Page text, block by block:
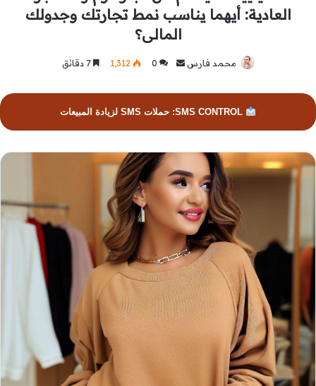
العادية: أيهما يناسب نمط تجارتك وجدولك
المالى؟
محمد فارس
أرسل
إلكترونيا
0 1٬312 7 دقائق